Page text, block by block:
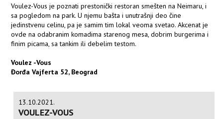
Voulez-Vous je poznati prestonički restoran smešten na Neimaru, i
sa pogledom na park. U njemu bašta i unutrašnji deo čine
jedinstvenu celinu, pa je samim tim lokal veoma svetao. Akcenat je
ovde na odabranim komadima starenog mesa, dobrim burgerima i
finim picama, sa tankim ili debelim testom.
​Voulez -Vous
Đorđa Vajferta 52, Beograd
13.10.2021.
VOULEZ-VOUS